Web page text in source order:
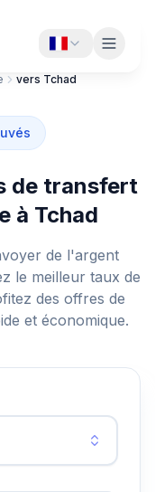
vers Tchad
de transfert
à Tchad
de l'argent
le meilleur taux de
des offres de
et économique.